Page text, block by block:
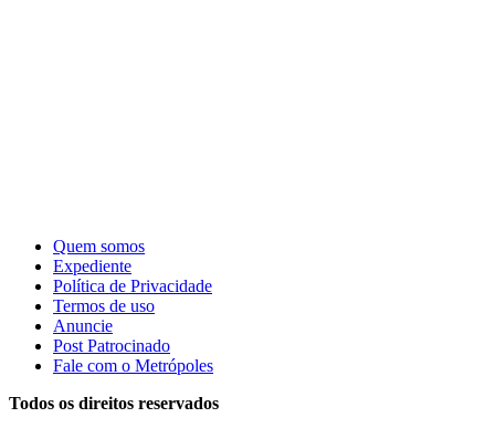
Quem somos
Expediente
Política de Privacidade
Termos de uso
Anuncie
Post Patrocinado
Fale com o Metrópoles
Todos os direitos reservados